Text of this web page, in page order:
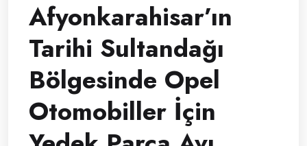
Afyonkarahisar’ın
Tarihi Sultandağı
Bölgesinde Opel
Otomobiller İçin